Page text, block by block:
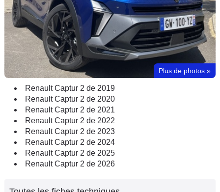
Plus de photos »
Renault Captur 2 de 2019
Renault Captur 2 de 2020
Renault Captur 2 de 2021
Renault Captur 2 de 2022
Renault Captur 2 de 2023
Renault Captur 2 de 2024
Renault Captur 2 de 2025
Renault Captur 2 de 2026